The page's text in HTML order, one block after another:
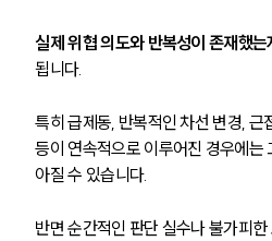
실제 위협 의도와 반복성이 존재했
됩니다.
특히 급제동, 반복적인 차선 변경, 근
등이 연속적으로 이루어진 경우에는
아질 수 있습니다.
반면 순간적인 판단 실수나 불가피